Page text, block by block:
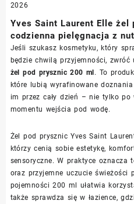
2026
Yves Saint Laurent Elle
codzienna pielęgnacja z
Jeśli szukasz kosmetyku, który
będzie chwilą przyjemności, zwróć
żel pod prysznic 200 ml. To
które lubią wyrafinowane
im przez cały dzień – nie tylko
momentu wejścia pod wodę.
Żel pod prysznic Yves Saint
którzy cenią sobie estetykę,
sensoryczne. W praktyce oznacza
oraz przyjemne uczucie świeżości
pojemności 200 ml ułatwia
także sprawdza się w łazience,